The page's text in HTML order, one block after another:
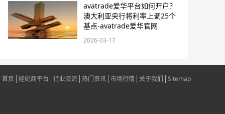
avatrade爱华平台如何开户？
澳大利亚央行将利率上调25个
基点-avatrade爱华官网
2026-03-17
首页 经纪商平台 行业交流 热门资讯 市场行情 关于我们 Sitemap